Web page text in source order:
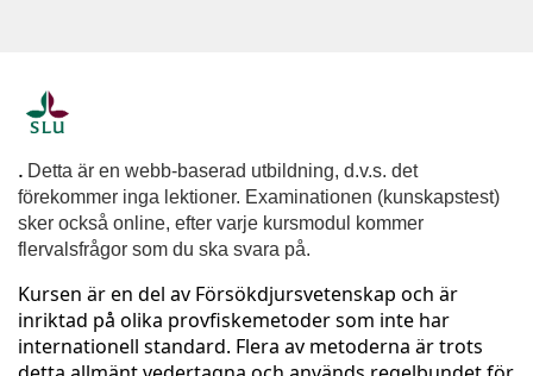
F
u
l
l
c
. Detta är en webb-baserad utbildning, d.v.s. det
förekommer inga lektioner. Examinationen (kunskapstest)
sker också online, efter varje kursmodul kommer
flervalsfrågor som du ska svara på.
Kursen är en del av Försökdjursvetenskap och är
inriktad på olika provfiskemetoder som inte har
internationell standard. Flera av metoderna är trots